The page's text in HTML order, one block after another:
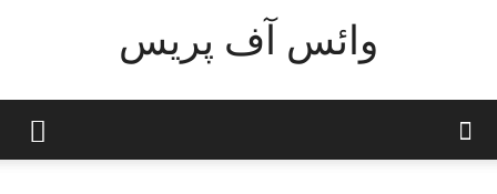
وائس آف پریس